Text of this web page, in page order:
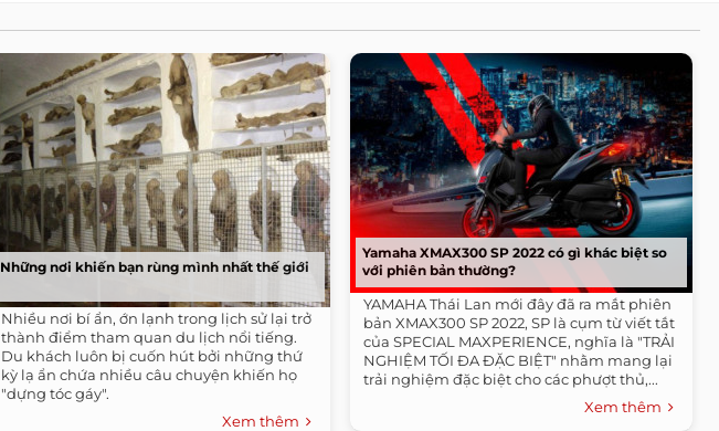
Những nơi khiến bạn rùng mình nhất thế giới
Nhiều nơi bí ẩn, ớn lạnh trong lịch sử lại trở
thành điểm tham quan du lịch nổi tiếng.
Du khách luôn bị cuốn hút bởi những thứ
kỳ lạ ẩn chứa nhiều câu chuyện khiến họ
"dựng tóc gáy".
Xem thêm
Yamaha XMAX300 SP 2022 có gì khác biệt so
với phiên bản thường?
YAMAHA Thái Lan mới đây đã ra mắt phiên
bản XMAX300 SP 2022, SP là cụm từ viết tắt
của SPECIAL MAXPERIENCE, nghĩa là "TRẢI
NGHIỆM TỐI ĐA ĐẶC BIỆT" nhằm mang lại
trải nghiệm đặc biệt cho các phượt thủ,...
Xem thêm